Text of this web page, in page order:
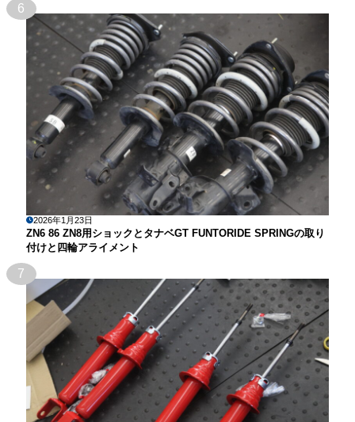
6
2026年1月23日
ZN6 86 ZN8用ショックとタナベGT FUNTORIDE SPRINGの取り
付けと四輪アライメント
7